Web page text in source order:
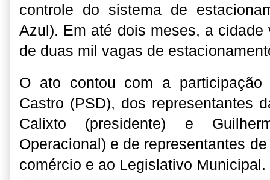
controle do sistema de
Azul). Em até dois meses, a cidade
de duas mil vagas de
O ato contou com a participação
Castro (PSD), dos representantes
Calixto (presidente) e
Operacional) e de representantes
comércio e ao Legislativo Municipal.